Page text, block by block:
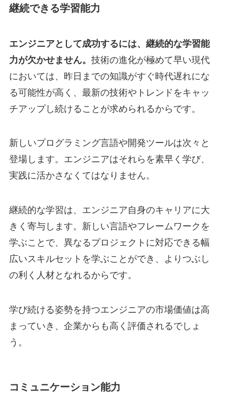
継続できる学習能力
エンジニアとして成功するには、継続的な学習能
力が欠かせません。 技術の進化が極めて早い現代
においては、昨日までの知識がすぐ時代遅れにな
る可能性が高く、最新の技術やトレンドをキャッ
チアップし続けることが求められるからです。
新しいプログラミング言語や開発ツールは次々と
登場します。エンジニアはそれらを素早く学び、
実践に活かさなくてはなりません。
継続的な学習は、エンジニア自身のキャリアに大
きく寄与します。新しい言語やフレームワークを
学ぶことで、異なるプロジェクトに対応できる幅
広いスキルセットを学ぶことができ、よりつぶし
の利く人材となれるからです。
学び続ける姿勢を持つエンジニアの市場価値は高
まっていき、企業からも高く評価されるでしょ
う。
コミュニケーション能力